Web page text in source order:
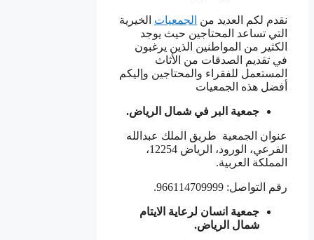
نقدم لكم العديد من الجمعيات الخيرية
التي تساعد المحتاجين حيث يوجد
الكثير من المواطنين الذين يرغبون
في تقديم الصدقات من الأثاث
المستعمل للفقراء والمحتاجين وإليكم
أفضل هذه الجمعيات
جمعية البر في شمال الرياض.
عنوان الجمعية طريق الملك عبدالله
الفرعي، الورود، الرياض 12254،
المملكة العربية.
رقم التواصل: 966114709999.
جمعية انسان لرعاية الايتام
شمال الرياض.